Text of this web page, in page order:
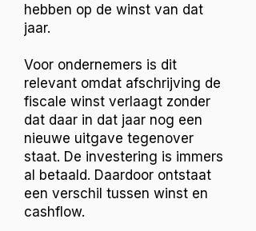
hebben op de winst van dat
jaar.
Voor ondernemers is dit
relevant omdat afschrijving de
fiscale winst verlaagt zonder
dat daar in dat jaar nog een
nieuwe uitgave tegenover
staat. De investering is immers
al betaald. Daardoor ontstaat
een verschil tussen winst en
cashflow.